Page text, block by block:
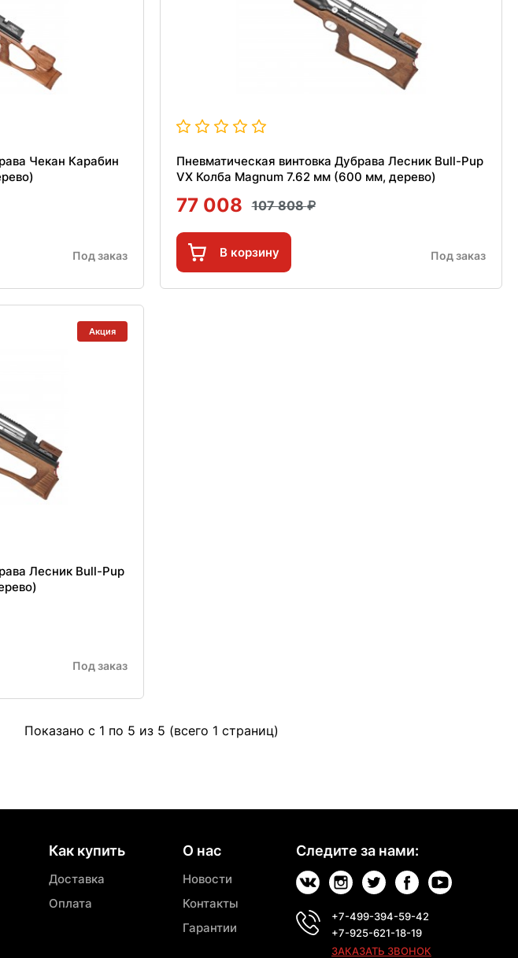
Чекан Карабин
Под заказ
Пневматическая винтовка Дубрава Лесник Bull-Pup
VX Колба Magnum 7.62 мм (600 мм, дерево)
77 008 107 808
В корзину Под заказ
Акция
Лесник Bull-Pup
Под заказ
Показано с 1 по 5 из 5 (всего 1 страниц)
Как купить
Доставка
Оплата
О нас
Новости
Контакты
Гарантии
Следите за нами:
+7-499-394-59-42
+7-925-621-18-19
ЗАКАЗАТЬ ЗВОНОК